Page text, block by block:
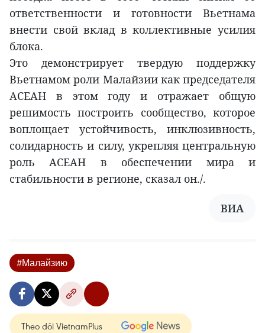
ответственности и готовности Вьетнама
внести свой вклад в коллективные усилия
блока.
Это демонстрирует твердую поддержку
Вьетнамом роли Малайзии как председателя
АСЕАН в этом году и отражает общую
решимость построить сообщество, которое
воплощает устойчивость, инклюзивность,
солидарность и силу, укрепляя центральную
роль АСЕАН в обеспечении мира и
стабильности в регионе, сказал он./.
ВИА
#Малайзию
Theo dõi VietnamPlus